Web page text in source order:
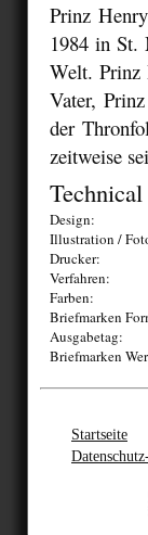
Prinz
1984 in St.
Welt. Prinz
Vater,
der
zeitweise
Technical
Design:
Illustration /
Drucker:
Verfahren:
Farben:
Briefmarken
Ausgabetag:
Briefmarken
Startseite